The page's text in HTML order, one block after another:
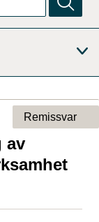
av
Remissvar